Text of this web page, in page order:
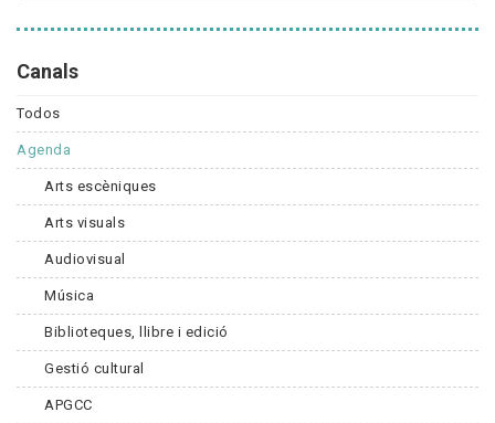
Canals
Todos
Agenda
Arts escèniques
Arts visuals
Audiovisual
Música
Biblioteques, llibre i edició
Gestió cultural
APGCC